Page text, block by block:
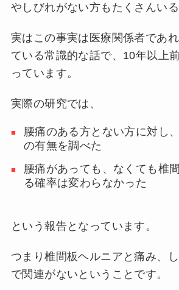
やしびれがない方もたくさんいる
実はこの事実は医療関係者であ
ている常識的な話で、10年以上
っています。
実際の研究では、
腰痛のある方とない方に対し
の有無を調べた
腰痛があっても、なくても椎
る確率は変わらなかった
という報告となっています。
つまり椎間板ヘルニアと痛み、
で関連がないということです。